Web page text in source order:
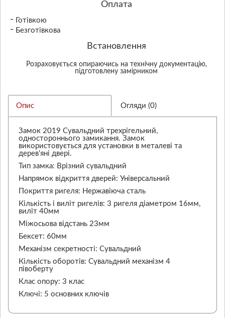
Оплата
Готівкою
Безготівкова
Встановлення
Розраховується опираючись на технічну документацію,
підготовлену замірником
Опис Огляди (0)
Замок 2019 Сувальдний трехрігельний,
одностороннього замикання. Замок
використовується для установки в металеві та
дерев'яні двері.
Тип замка: Врізний сувальдний
Напрямок відкриття дверей: Універсальний
Покриття ригеля: Нержавіюча сталь
Кількість і виліт ригелів: 3 ригеля діаметром 16мм,
виліт 40мм
Міжосьова відстань 23мм
Бексет: 60мм
Механізм секретності: Сувальдний
Кількість оборотів: Сувальдний механізм 4
півоберту
Клас опору: 3 клас
Ключі: 5 основних ключів